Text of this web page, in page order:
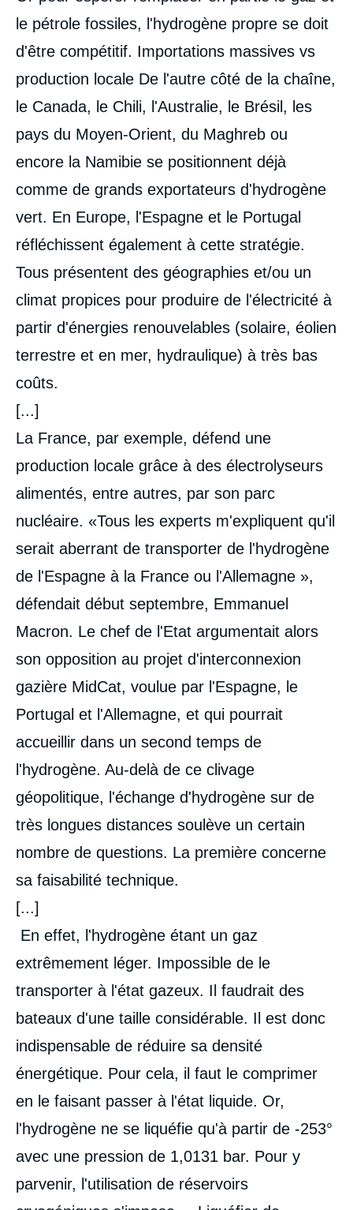
le pétrole fossiles, l'hydrogène propre se doit
d'être compétitif. Importations massives vs
production locale De l'autre côté de la chaîne,
le Canada, le Chili, l'Australie, le Brésil, les
pays du Moyen-Orient, du Maghreb ou
encore la Namibie se positionnent déjà
comme de grands exportateurs d'hydrogène
vert. En Europe, l'Espagne et le Portugal
réfléchissent également à cette stratégie.
Tous présentent des géographies et/ou un
climat propices pour produire de l'électricité à
partir d'énergies renouvelables (solaire, éolien
terrestre et en mer, hydraulique) à très bas
coûts.
[...]
La France, par exemple, défend une
production locale grâce à des électrolyseurs
alimentés, entre autres, par son parc
nucléaire. «Tous les experts m'expliquent qu'il
serait aberrant de transporter de l'hydrogène
de l'Espagne à la France ou l'Allemagne »,
défendait début septembre, Emmanuel
Macron. Le chef de l'Etat argumentait alors
son opposition au projet d'interconnexion
gazière MidCat, voulue par l'Espagne, le
Portugal et l'Allemagne, et qui pourrait
accueillir dans un second temps de
l'hydrogène. Au-delà de ce clivage
géopolitique, l'échange d'hydrogène sur de
très longues distances soulève un certain
nombre de questions. La première concerne
sa faisabilité technique.
[...]
En effet, l'hydrogène étant un gaz
extrêmement léger. Impossible de le
transporter à l'état gazeux. Il faudrait des
bateaux d'une taille considérable. Il est donc
indispensable de réduire sa densité
énergétique. Pour cela, il faut le comprimer
en le faisant passer à l'état liquide. Or,
l'hydrogène ne se liquéfie qu'à partir de -253°
avec une pression de 1,0131 bar. Pour y
parvenir, l'utilisation de réservoirs